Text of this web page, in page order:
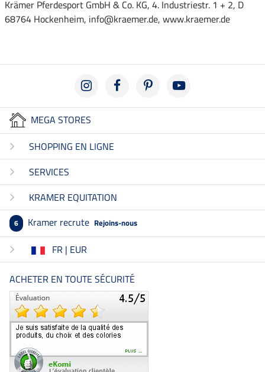
Krämer Pferdesport GmbH & Co. KG, 4. Industriestr. 1 + 2, D
68764 Hockenheim, info@kraemer.de, www.kraemer.de
MEGA STORES
SHOPPING EN LIGNE
SERVICES
KRAMER EQUITATION
6 Kramer recrute Rejoins-nous
FR | EUR
ACHETER EN TOUTE SÉCURITÉ